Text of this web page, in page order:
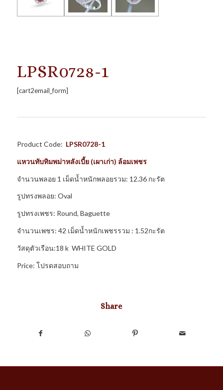
LPSR0728-1
[cart2email_form]
Product Code: LPSR0728-1
แหวนทับทิมพม่าหลังเบี้ย (เผาเก่า) ล้อมเพชร
จำนวนพลอย 1 เม็ดน้ำหนักพลอยรวม: 12.36 กะรัต
รูปทรงพลอย: Oval
รูปทรงเพชร: Round, Baguette
จำนวนเพชร: 42 เม็ดน้ำหนักเพชรรวม : 1.52กะรัต
วัสดุตัวเรือน:18 k WHITE GOLD
Price: โปรดสอบถาม
Share